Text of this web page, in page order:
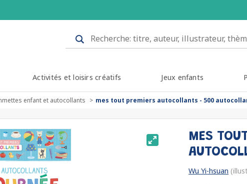
Activités et loisirs créatifs Jeux enfants
enfant et autocollants mes tout premiers autocollants - 500
MES
Wu Yi-hsuan